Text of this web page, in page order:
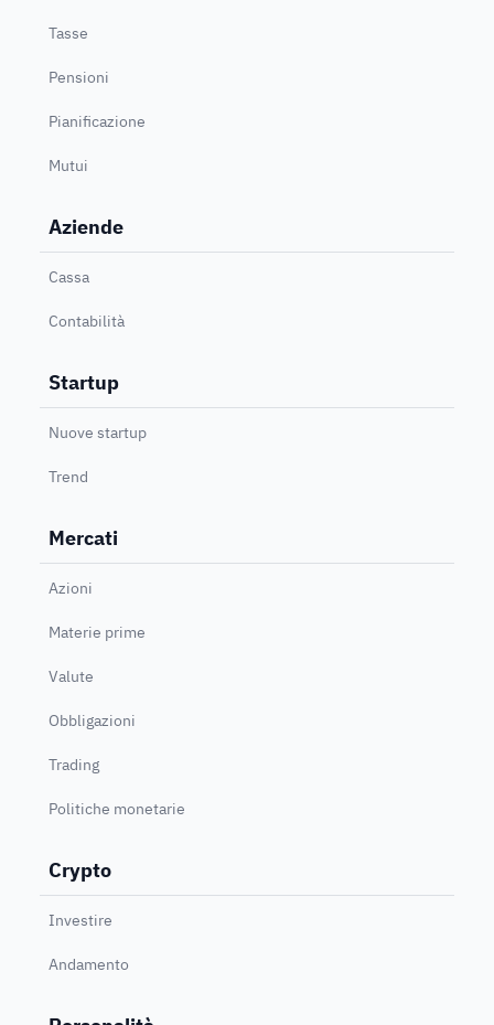
Tasse
Pensioni
Pianificazione
Mutui
Aziende
Cassa
Contabilità
Startup
Nuove startup
Trend
Mercati
Azioni
Materie prime
Valute
Obbligazioni
Trading
Politiche monetarie
Crypto
Investire
Andamento